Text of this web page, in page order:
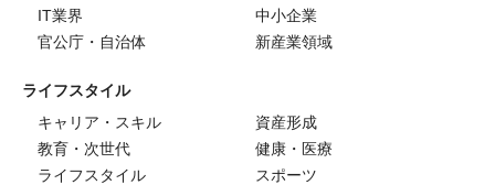
IT業界
中小企業
官公庁・自治体
新産業領域
ライフスタイル
キャリア・スキル
資産形成
教育・次世代
健康・医療
ライフスタイル
スポーツ